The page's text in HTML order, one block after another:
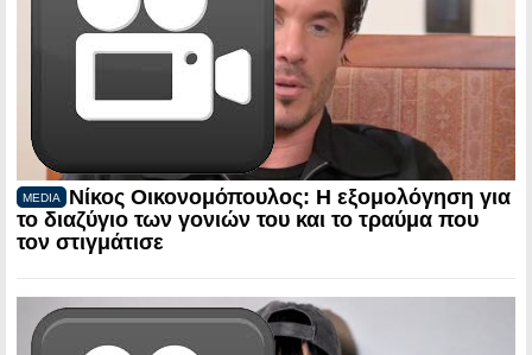
MEDIA
Νίκος Οικονομόπουλος: Η εξομολόγηση για
το διαζύγιο των γονιών του και το τραύμα που
τον στιγμάτισε